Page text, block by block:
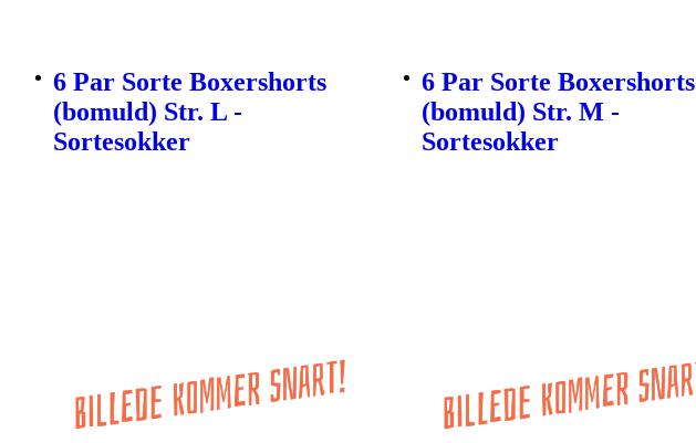
6 Par Sorte Boxershorts
(bomuld) Str. L -
Sortesokker
6 Par Sorte Boxershorts
(bomuld) Str. M -
Sortesokker